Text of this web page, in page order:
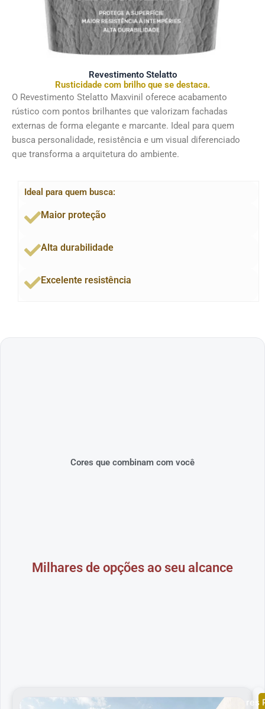
Revestimento Stelatto
Rusticidade com brilho que se destaca.
O Revestimento Stelatto Maxvinil oferece acabamento
rústico com pontos brilhantes que valorizam fachadas
externas de forma elegante e marcante. Ideal para quem
busca personalidade, resistência e um visual diferenciado
que transforma a arquitetura do ambiente.
Ideal para quem busca:
Maior proteção
Alta durabilidade
Excelente resistência
Cores que combinam com você
Milhares de opções ao seu alcance
Cores